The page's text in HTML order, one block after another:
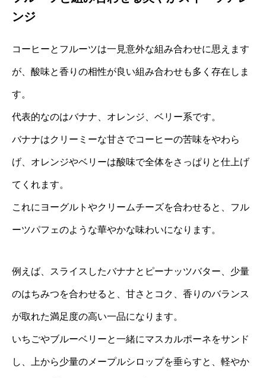
ンジ
コーヒーとフルーツは一見意外な組み合わせに思えます
が、酸味と香りの相性が良い組み合わせも多く存在しま
す。
代表的なのはバナナ、オレンジ、ベリー系です。
バナナはクリーミーな甘さでコーヒーの苦味をやわら
げ、オレンジやベリーは酸味で全体をさっぱりと仕上げ
てくれます。
これにヨーグルトやクリームチーズを合わせると、フル
ーツパフェのような華やかな味わいになります。
例えば、スライスしたバナナとピーナッツバター、少量
のはちみつを合わせると、甘さとコク、香りのバランス
が取れた満足度の高い一品になります。
いちごやブルーベリーと一緒にマスカルポーネをサンド
し、上から少量のメープルシロップを垂らすと、軽やか